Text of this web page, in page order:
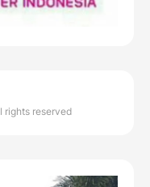
rights reserved